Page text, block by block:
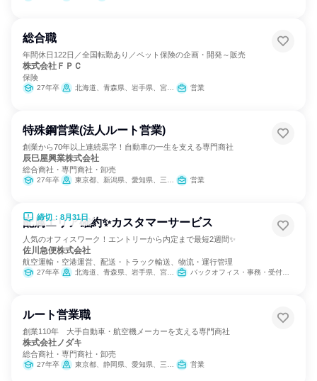
総合職
年間休日122日／全国転勤あり／ペット保険の企画・開発～販売
株式会社ＦＰＣ
保険
27年卒 北海道、青森県、岩手県、宮城県、秋田県、山形県、福島県、茨城県、栃木県、群馬県、埼玉県、千葉県、東京都、神奈川県、新潟県、富山県、石川県、福井県、山梨県、長野県、岐阜県、静岡県、愛知県、三重県、滋賀県、京都府、大阪府、兵庫県、奈良県、和歌山県、鳥取県、島根県、岡山県、広島県、山口県、徳島県、香川県、愛媛県、高知県、福岡県、佐賀県、長崎県、熊本県、大分県、宮崎県、鹿児島県、沖縄県 営業
特殊鋼営業(法人ルート営業)
創業から70年以上連続黒字！自動車の一生を支える専門商社
辰巳屋興業株式会社
総合商社・専門商社・卸売
27年卒 東京都、新潟県、愛知県、三重県、大阪府 営業
締切：8月31日
配属エリア確約✨カスタマーサービス
人気のオフィスワーク！エントリーから内定まで最短2週間✨
佐川急便株式会社
航空運輸・空港運営、配送・トラック輸送、物流・運行管理
27年卒 北海道、青森県、岩手県、宮城県、秋田県、山形県、福島県、茨城県、栃木県、群馬県、埼玉県、千葉県、東京都、神奈川県、新潟県、富山県、石川県、福井県、山梨県、長野県、岐阜県、静岡県、愛知県、三重県、滋賀県、京都府、大阪府、兵庫県、奈良県、和歌山県、鳥取県、島根県、岡山県、広島県、山口県、徳島県、香川県、愛媛県、高知県、福岡県、佐賀県、長崎県、熊本県、大分県、宮崎県、鹿児島県、沖縄県 バックオフィス・事務・受付、交通/運輸、SCM/生産管理/購買/物流
ルート営業職
創業110年 大手自動車・航空機メーカーを支える専門商社
株式会社ノダキ
総合商社・専門商社・卸売
27年卒 東京都、静岡県、愛知県、三重県 営業